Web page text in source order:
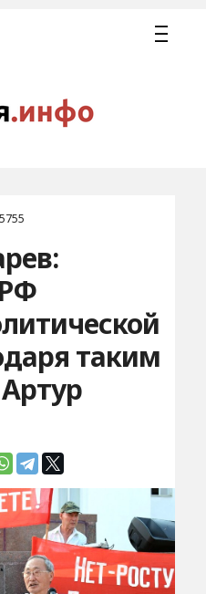
5755
таким